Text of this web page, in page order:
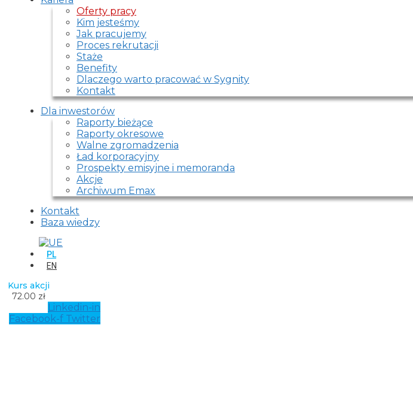
Oferty pracy
Kim jesteśmy
Jak pracujemy
Proces rekrutacji
Staże
Benefity
Dlaczego warto pracować w Sygnity
Kontakt
Dla inwestorów
Raporty bieżące
Raporty okresowe
Walne zgromadzenia
Ład korporacyjny
Prospekty emisyjne i memoranda
Akcje
Archiwum Emax
Kontakt
Baza wiedzy
PL
EN
Kurs akcji
72.00 zł
Linkedin-in
Facebook-f Twitter